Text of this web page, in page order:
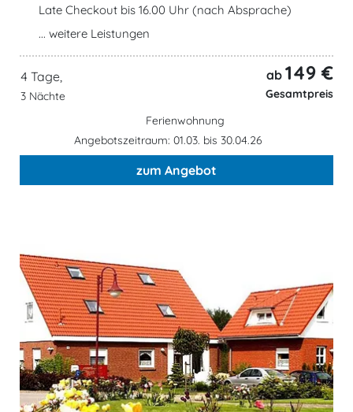
Late Checkout bis 16.00 Uhr (nach Absprache)
... weitere Leistungen
4 Tage,
3 Nächte
ab 149 €
Gesamtpreis
Ferienwohnung
Angebotszeitraum: 01.03. bis 30.04.26
zum Angebot